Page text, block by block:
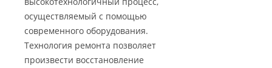
осуществляемый с помощью
современного оборудования.
Технология ремонта позволяет
произвести восстановление